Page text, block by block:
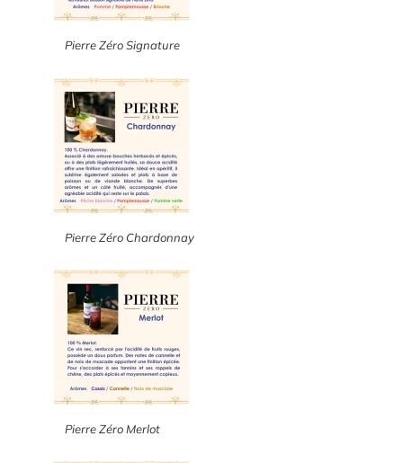
Pierre Zéro Signature
Pierre Zéro Chardonnay
Pierre Zéro Merlot